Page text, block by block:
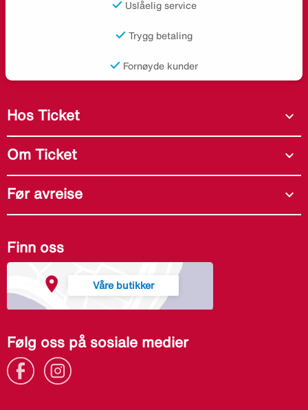
Uslåelig service
Trygg betaling
Fornøyde kunder
Hos Ticket expand_more
Om Ticket expand_more
Før avreise expand_more
Finn oss
Våre butikker
Følg oss på sosiale medier